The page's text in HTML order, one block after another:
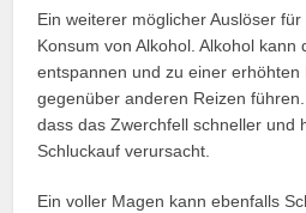
Ein weiterer möglicher Auslöser
Konsum von Alkohol. Alkohol kann
entspannen und zu einer erhöhten
gegenüber anderen Reizen
dass das Zwerchfell schneller und
Schluckauf verursacht.
Ein voller Magen kann ebenfalls